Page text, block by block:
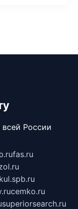
России
fas.ru
cemko.ru
superiorsearch.ru